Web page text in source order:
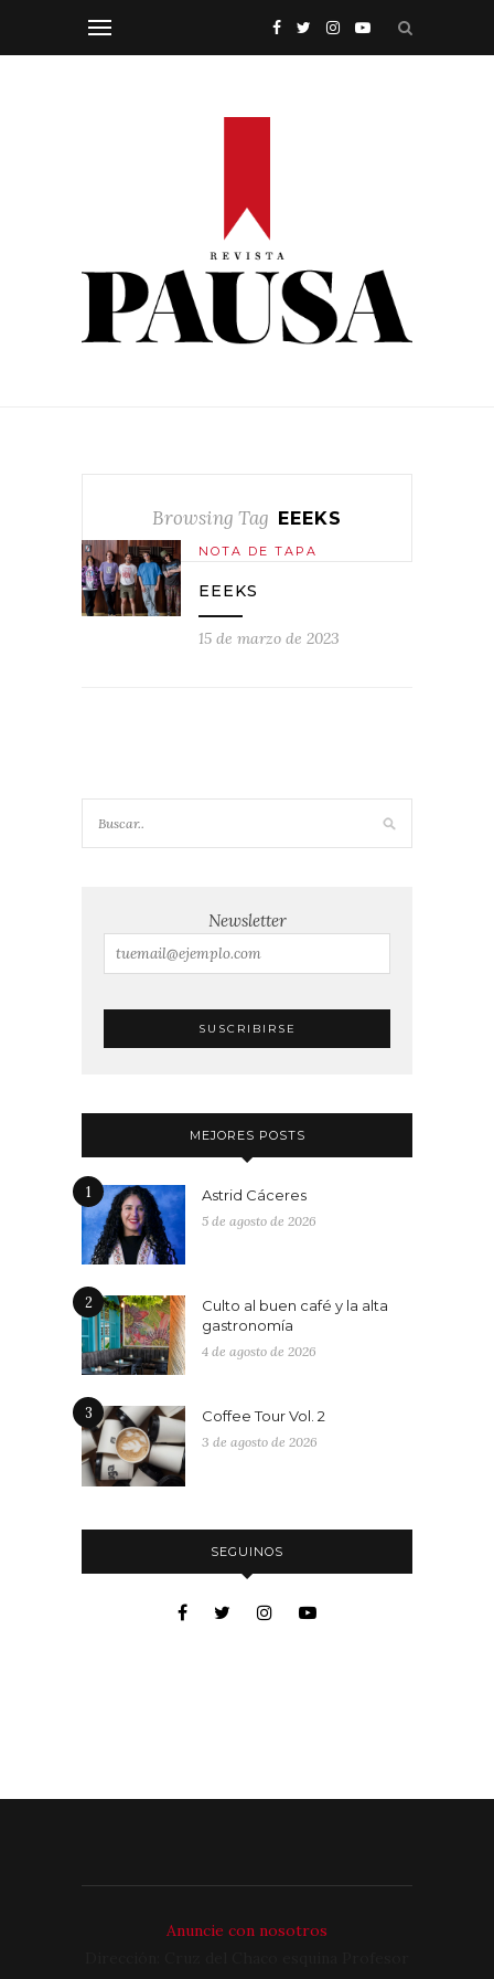
Browsing Tag EEEKS
NOTA DE TAPA
EEEKS
15 de marzo de 2023
Newsletter
MEJORES POSTS
1 Astrid Cáceres
5 de agosto de 2026
2
Culto al buen café y la alta
gastronomía
4 de agosto de 2026
3 Coffee Tour Vol. 2
3 de agosto de 2026
SEGUINOS
Anuncie con nosotros